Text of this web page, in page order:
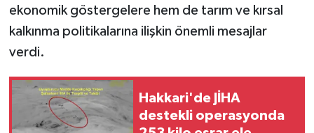
ekonomik göstergelere hem de tarım ve kırsal
kalkınma politikalarına ilişkin önemli mesajlar
verdi.
Hakkari'de JİHA
destekli operasyonda